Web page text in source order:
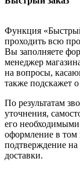
Функция
проходить всю
Вы заполняете
менеджер
на вопросы,
также подскажет
По результатам
уточнения,
его
оформление в том
подтверждение
доставки.